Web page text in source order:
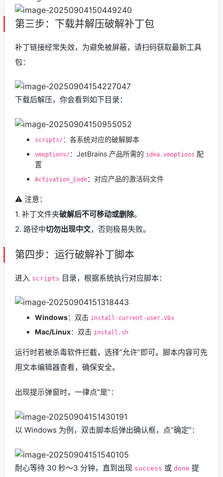
第三步：下载并解压破解补丁包
补丁链接经常失效，为避免被屏蔽，请扫码获取最新工具
包：
下载后解压，你会看到如下目录：
scripts/ ：各系统对应的破解脚本
vmoptions/ ：JetBrains 产品所需的 idea.vmoptions 配
置
Activation_Code：对应产品的激活码文件
⚠️ 注意：
1. 补丁文件夹破解后不可移动或删除。
2. 路径中切勿出现中文，否则极易失败。
第四步：运行破解补丁脚本
进入 scripts 目录，根据系统执行对应脚本：
Windows：双击 install-current-user.vbs
Mac/Linux：双击 install.sh
运行时若被杀毒软件拦截，选择“允许”即可。脚本内容可先
用文本编辑器查看，确保安全。
出现提示弹窗时，一律点“是”：
以 Windows 为例，双击脚本后弹出确认框，点“确定”：
耐心等待 30 秒～3 分钟，直到出现 success 或 done 提